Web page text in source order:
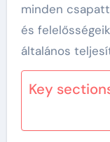
minden
és
általános
Key